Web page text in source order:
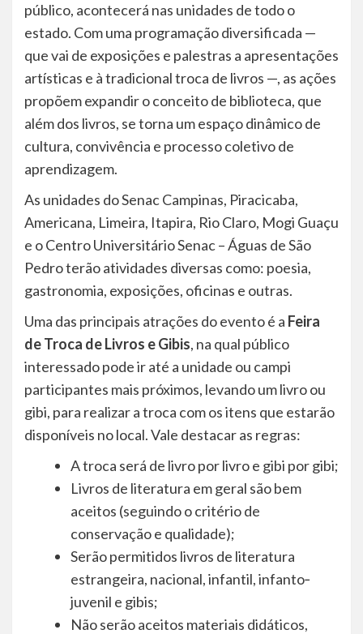
público, acontecerá nas unidades de todo o
estado. Com uma programação diversificada —
que vai de exposições e palestras a apresentações
artísticas e à tradicional troca de livros —, as ações
propõem expandir o conceito de biblioteca, que
além dos livros, se torna um espaço dinâmico de
cultura, convivência e processo coletivo de
aprendizagem.
As unidades do Senac Campinas, Piracicaba,
Americana, Limeira, Itapira, Rio Claro, Mogi Guaçu
e o Centro Universitário Senac – Águas de São
Pedro terão atividades diversas como: poesia,
gastronomia, exposições, oficinas e outras.
Uma das principais atrações do evento é a Feira
de Troca de Livros e Gibis, na qual público
interessado pode ir até a unidade ou campi
participantes mais próximos, levando um livro ou
gibi, para realizar a troca com os itens que estarão
disponíveis no local. Vale destacar as regras:
A troca será de livro por livro e gibi por gibi;
Livros de literatura em geral são bem
aceitos (seguindo o critério de
conservação e qualidade);
Serão permitidos livros de literatura
estrangeira, nacional, infantil, infanto‐
juvenil e gibis;
Não serão aceitos materiais didáticos,